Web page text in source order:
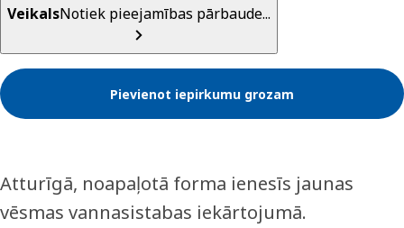
VeikalsNotiek pieejamības pārbaude...
Pievienot iepirkumu grozam
Atturīgā, noapaļotā forma ienesīs jaunas
vēsmas vannasistabas iekārtojumā.